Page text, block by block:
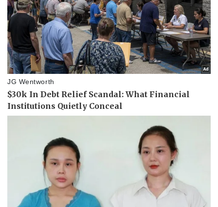
Pháp luật
Vụ án
Tin nóng
Tư vấn luật
Quân sự - Quốc phòng
Vũ khí
Việt Nam
Phân tích